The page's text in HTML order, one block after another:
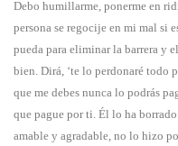
Debo humillarme, ponerme en
persona se regocije en mi mal si
pueda para eliminar la barrera y
bien. Dirá, ‘te lo perdonaré todo
que me debes nunca lo podrás
que pague por ti. Él lo ha
amable y agradable, no lo hizo